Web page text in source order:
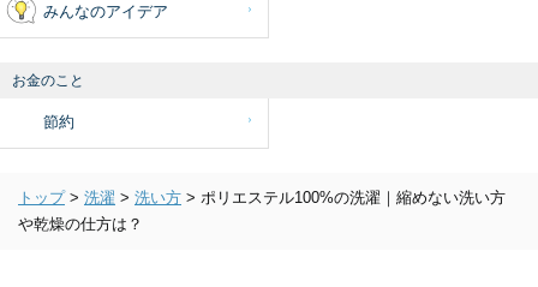
みんなのアイデア
お金のこと
節約
トップ > 洗濯 > 洗い方 > ポリエステル100%の洗濯｜縮めない洗い方
や乾燥の仕方は？